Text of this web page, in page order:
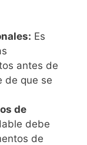
Es
antes de
de que se
de
debe
de